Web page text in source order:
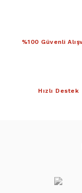
%100 Güvenli
Hızlı Destek